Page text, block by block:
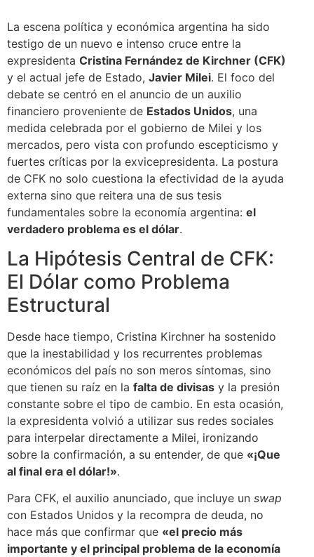
La escena política y económica argentina ha sido
testigo de un nuevo e intenso cruce entre la
expresidenta Cristina Fernández de Kirchner (CFK)
y el actual jefe de Estado, Javier Milei. El foco del
debate se centró en el anuncio de un auxilio
financiero proveniente de Estados Unidos, una
medida celebrada por el gobierno de Milei y los
mercados, pero vista con profundo escepticismo y
fuertes críticas por la exvicepresidenta. La postura
de CFK no solo cuestiona la efectividad de la ayuda
externa sino que reitera una de sus tesis
fundamentales sobre la economía argentina: el
verdadero problema es el dólar.
La Hipótesis Central de CFK:
El Dólar como Problema
Estructural
Desde hace tiempo, Cristina Kirchner ha sostenido
que la inestabilidad y los recurrentes problemas
económicos del país no son meros síntomas, sino
que tienen su raíz en la falta de divisas y la presión
constante sobre el tipo de cambio. En esta ocasión,
la expresidenta volvió a utilizar sus redes sociales
para interpelar directamente a Milei, ironizando
sobre la confirmación, a su entender, de que «¡Que
al final era el dólar!».
Para CFK, el auxilio anunciado, que incluye un swap
con Estados Unidos y la recompra de deuda, no
hace más que confirmar que «el precio más
importante y el principal problema de la economía